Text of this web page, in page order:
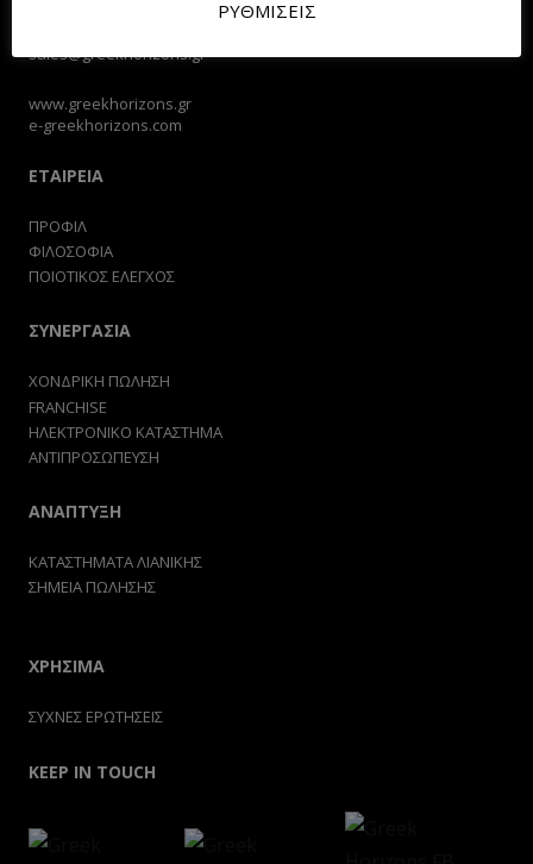
sales@greekhorizons.gr
www.greekhorizons.gr
e-greekhorizons.com
ΕΤΑΙΡΕΙΑ
ΠΡΟΦΙΛ
ΦΙΛΟΣΟΦΙΑ
ΠΟΙΟΤΙΚΟΣ ΕΛΕΓΧΟΣ
ΣΥΝΕΡΓΑΣΙΑ
ΧΟΝΔΡΙΚΗ ΠΩΛΗΣΗ
FRANCHISE
ΗΛΕΚΤΡΟΝΙΚΟ ΚΑΤΑΣΤΗΜΑ
ΑΝΤΙΠΡΟΣΩΠΕΥΣΗ
ΑΝΑΠΤΥΞΗ
ΚΑΤΑΣΤΗΜΑΤΑ ΛΙΑΝΙΚΗΣ
ΣΗΜΕΙΑ ΠΩΛΗΣΗΣ
ΧΡΗΣΙΜΑ
ΣΥΧΝΕΣ ΕΡΩΤΗΣΕΙΣ
KEEP IN TOUCH
ΡΥΘΜΙΣΕΙΣ